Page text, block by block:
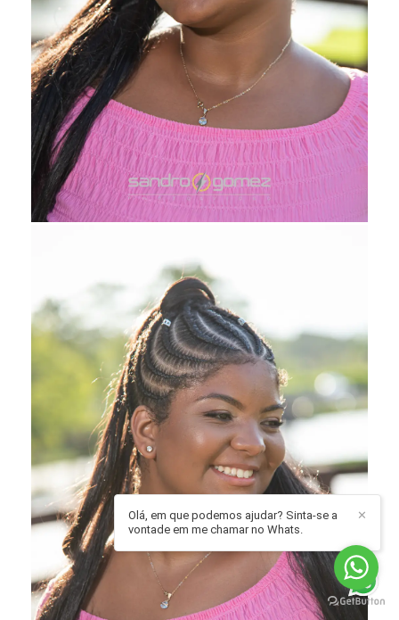
✕
Olá, em que podemos ajudar? Sinta-se a
vontade em me chamar no Whats.